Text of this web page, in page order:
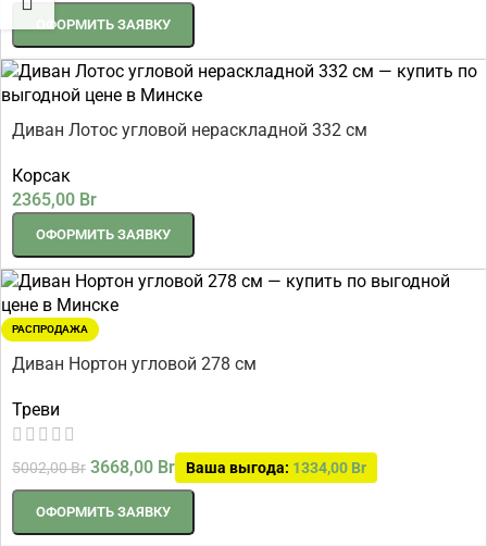
ОФОРМИТЬ ЗАЯВКУ
Диван Лотос угловой нераскладной 332 см
Корсак
2365,00 Br
ОФОРМИТЬ ЗАЯВКУ
РАСПРОДАЖА
Диван Нортон угловой 278 см
Треви
5002,00Br 3668,00 Br Ваша выгода: 1334,00 Br
ОФОРМИТЬ ЗАЯВКУ